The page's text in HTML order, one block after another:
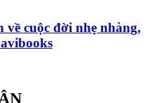
về cuộc đời nhẹ nhàng,